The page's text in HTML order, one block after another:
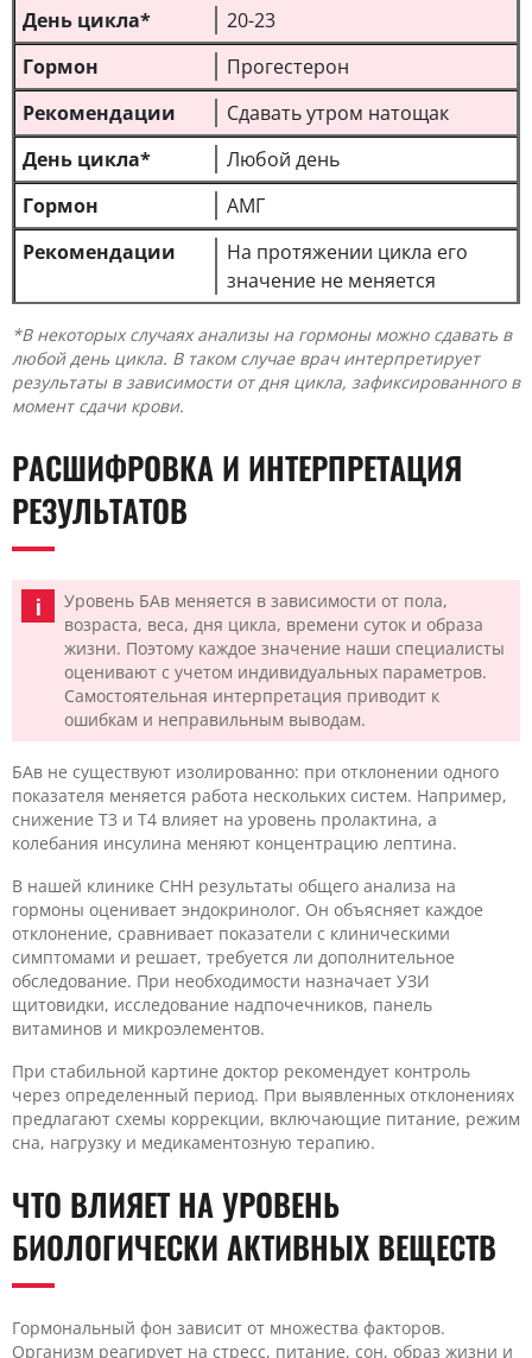
20-23
Прогестерон
Сдавать утром натощак
Любой день
АМГ
На протяжении цикла его
значение не меняется
*В некоторых случаях анализы на гормоны можно сдавать в
любой день цикла. В таком случае врач интерпретирует
результаты в зависимости от дня цикла, зафиксированного в
момент сдачи крови.
РАСШИФРОВКА И ИНТЕРПРЕТАЦИЯ
РЕЗУЛЬТАТОВ
Уровень БАв меняется в зависимости от пола,
возраста, веса, дня цикла, времени суток и образа
жизни. Поэтому каждое значение наши специалисты
оценивают с учетом индивидуальных параметров.
Самостоятельная интерпретация приводит к
ошибкам и неправильным выводам.
БАв не существуют изолированно: при отклонении одного
показателя меняется работа нескольких систем. Например,
снижение Т3 и Т4 влияет на уровень пролактина, а
колебания инсулина меняют концентрацию лептина.
В нашей клинике CHH результаты общего анализа на
гормоны оценивает эндокринолог. Он объясняет каждое
отклонение, сравнивает показатели с клиническими
симптомами и решает, требуется ли дополнительное
обследование. При необходимости назначает УЗИ
щитовидки, исследование надпочечников, панель
витаминов и микроэлементов.
При стабильной картине доктор рекомендует контроль
через определенный период. При выявленных отклонениях
предлагают схемы коррекции, включающие питание, режим
сна, нагрузку и медикаментозную терапию.
ЧТО ВЛИЯЕТ НА УРОВЕНЬ
БИОЛОГИЧЕСКИ АКТИВНЫХ ВЕЩЕСТВ
Гормональный фон зависит от множества факторов.
Организм реагирует на стресс, питание, сон, образ жизни и